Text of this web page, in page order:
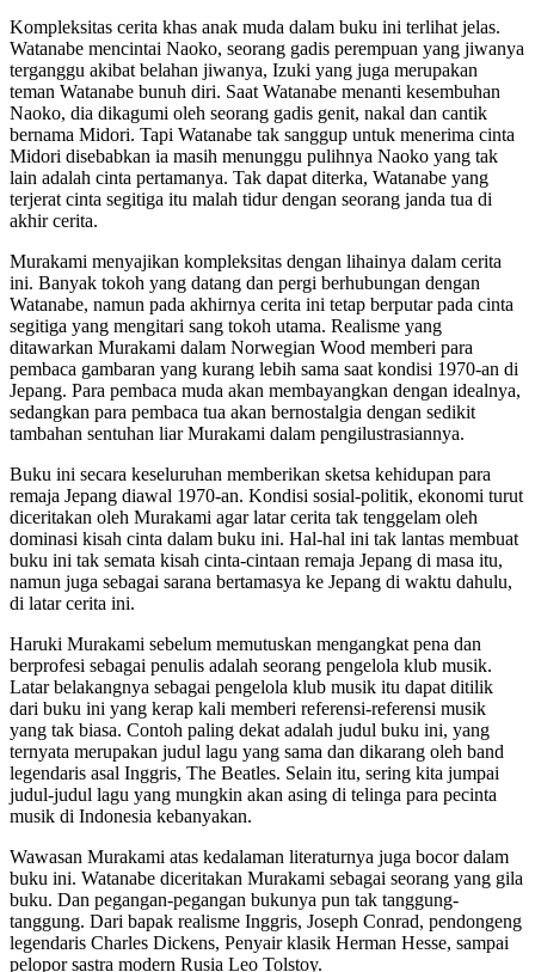
Kompleksitas cerita khas anak muda dalam buku ini terlihat jelas.
Watanabe mencintai Naoko, seorang gadis perempuan yang jiwanya
terganggu akibat belahan jiwanya, Izuki yang juga merupakan
teman Watanabe bunuh diri. Saat Watanabe menanti kesembuhan
Naoko, dia dikagumi oleh seorang gadis genit, nakal dan cantik
bernama Midori. Tapi Watanabe tak sanggup untuk menerima cinta
Midori disebabkan ia masih menunggu pulihnya Naoko yang tak
lain adalah cinta pertamanya. Tak dapat diterka, Watanabe yang
terjerat cinta segitiga itu malah tidur dengan seorang janda tua di
akhir cerita.
Murakami menyajikan kompleksitas dengan lihainya dalam cerita
ini. Banyak tokoh yang datang dan pergi berhubungan dengan
Watanabe, namun pada akhirnya cerita ini tetap berputar pada cinta
segitiga yang mengitari sang tokoh utama. Realisme yang
ditawarkan Murakami dalam Norwegian Wood memberi para
pembaca gambaran yang kurang lebih sama saat kondisi 1970-an di
Jepang. Para pembaca muda akan membayangkan dengan idealnya,
sedangkan para pembaca tua akan bernostalgia dengan sedikit
tambahan sentuhan liar Murakami dalam pengilustrasiannya.
Buku ini secara keseluruhan memberikan sketsa kehidupan para
remaja Jepang diawal 1970-an. Kondisi sosial-politik, ekonomi turut
diceritakan oleh Murakami agar latar cerita tak tenggelam oleh
dominasi kisah cinta dalam buku ini. Hal-hal ini tak lantas membuat
buku ini tak semata kisah cinta-cintaan remaja Jepang di masa itu,
namun juga sebagai sarana bertamasya ke Jepang di waktu dahulu,
di latar cerita ini.
Haruki Murakami sebelum memutuskan mengangkat pena dan
berprofesi sebagai penulis adalah seorang pengelola klub musik.
Latar belakangnya sebagai pengelola klub musik itu dapat ditilik
dari buku ini yang kerap kali memberi referensi-referensi musik
yang tak biasa. Contoh paling dekat adalah judul buku ini, yang
ternyata merupakan judul lagu yang sama dan dikarang oleh band
legendaris asal Inggris, The Beatles. Selain itu, sering kita jumpai
judul-judul lagu yang mungkin akan asing di telinga para pecinta
musik di Indonesia kebanyakan.
Wawasan Murakami atas kedalaman literaturnya juga bocor dalam
buku ini. Watanabe diceritakan Murakami sebagai seorang yang gila
buku. Dan pegangan-pegangan bukunya pun tak tanggung-
tanggung. Dari bapak realisme Inggris, Joseph Conrad, pendongeng
legendaris Charles Dickens, Penyair klasik Herman Hesse, sampai
pelopor sastra modern Rusia Leo Tolstoy.